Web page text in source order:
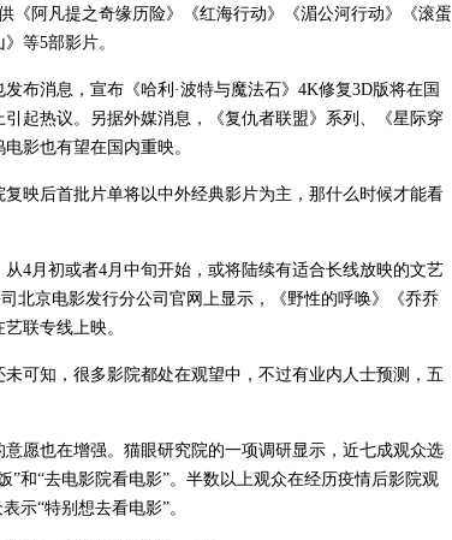
《阿凡提之奇缘历险》《红海行动》《湄公河行动》《滚蛋
等5部影片。
布消息，宣布《哈利·波特与魔法石》4K修复3D版将在国
起热议。另据外媒消息，《复仇者联盟》系列、《星际穿
影也有望在国内重映。
复映后首批片单将以中外经典影片为主，那什么时候才能看
4月初或者4月中旬开始，或将陆续有适合长线放映的文艺
北京电影发行分公司官网上显示，《野性的呼唤》《乔乔
联专线上映。
可知，很多影院都处在观望中，不过有业内人士预测，五
意愿也在增强。猫眼研究院的一项调研显示，近七成观众选
”和“去电影院看电影”。半数以上观众在经历疫情后影院观
示“特别想去看电影”。